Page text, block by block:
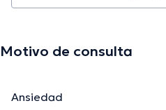
Motivo de consulta
Ansiedad